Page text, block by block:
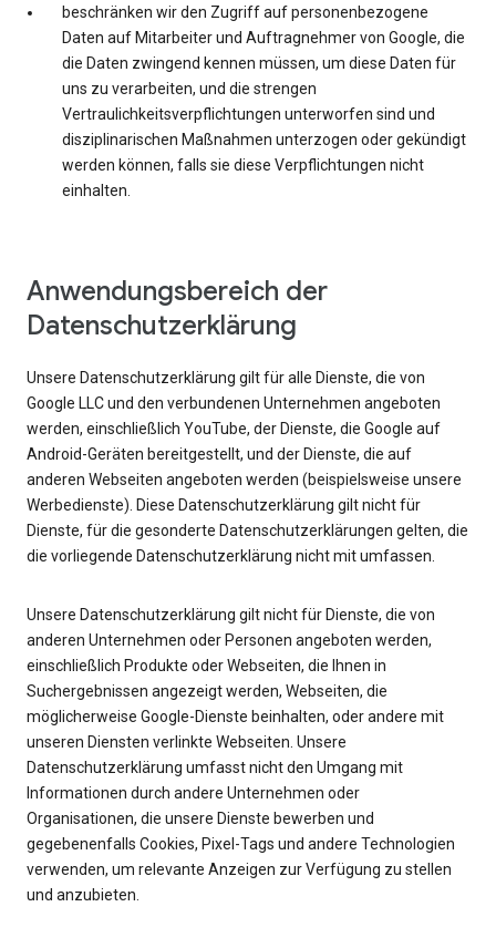
beschränken wir den Zugriff auf personenbezogene
Daten auf Mitarbeiter und Auftragnehmer von Google, die
die Daten zwingend kennen müssen, um diese Daten für
uns zu verarbeiten, und die strengen
Vertraulichkeitsverpflichtungen unterworfen sind und
disziplinarischen Maßnahmen unterzogen oder gekündigt
werden können, falls sie diese Verpflichtungen nicht
einhalten.
Anwendungsbereich der
Datenschutzerklärung
Unsere Datenschutzerklärung gilt für alle Dienste, die von
Google LLC und den verbundenen Unternehmen angeboten
werden, einschließlich YouTube, der Dienste, die Google auf
Android-Geräten bereitgestellt, und der Dienste, die auf
anderen Webseiten angeboten werden (beispielsweise unsere
Werbedienste). Diese Datenschutzerklärung gilt nicht für
Dienste, für die gesonderte Datenschutzerklärungen gelten, die
die vorliegende Datenschutzerklärung nicht mit umfassen.
Unsere Datenschutzerklärung gilt nicht für Dienste, die von
anderen Unternehmen oder Personen angeboten werden,
einschließlich Produkte oder Webseiten, die Ihnen in
Suchergebnissen angezeigt werden, Webseiten, die
möglicherweise Google-Dienste beinhalten, oder andere mit
unseren Diensten verlinkte Webseiten. Unsere
Datenschutzerklärung umfasst nicht den Umgang mit
Informationen durch andere Unternehmen oder
Organisationen, die unsere Dienste bewerben und
gegebenenfalls Cookies, Pixel-Tags und andere Technologien
verwenden, um relevante Anzeigen zur Verfügung zu stellen
und anzubieten.